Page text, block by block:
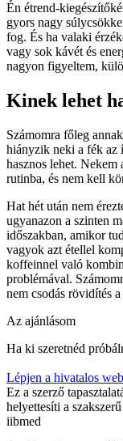
Én étrend-
gyors nagy
fog. És ha valaki
vagy sok kávét és
nagyon figyeltem,
Kinek lehet
Számomra főleg
hiányzik neki a fék az
hasznos lehet. Nekem
rutinba, és nem kell
Hat hét után nem
ugyanazon a szinten
időszakban, amikor
vagyok azt étellel
koffeinnel való
problémával.
nem csodás rövidítés
Az ajánlásom
Ha ki szeretnéd
Lépjen a hivatalos
Ez a szerző
helyettesíti a
iibmed